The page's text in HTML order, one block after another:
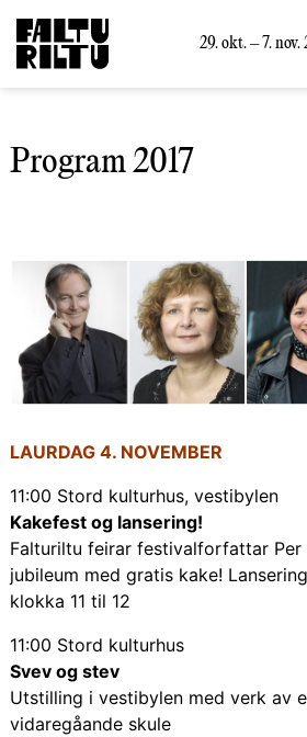
29. okt. – 7. nov.
Program 2017
LAURDAG 4. NOVEMBER
11:00 Stord kulturhus, vestibylen
Kakefest og lansering!
Falturiltu feirar festivalforfattar Per
jubileum med gratis kake!
klokka 11 til 12
11:00 Stord kulturhus
Svev og stev
Utstilling i vestibylen med verk av
vidaregåande skule